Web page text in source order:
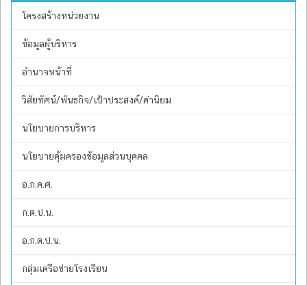
โครงสร้างหน่วยงาน
ข้อมูลผู้บริหาร
อำนาจหน้าที่
วิสัยทัศน์/พันธกิจ/เป้าประสงค์/ค่านิยม
นโยบายการบริหาร
นโยบายคุ้มครองข้อมูลส่วนบุคคล
อ.ก.ค.ศ.
ก.ต.ป.น.
อ.ก.ต.ป.น.
กลุ่มเครือข่ายโรงเรียน